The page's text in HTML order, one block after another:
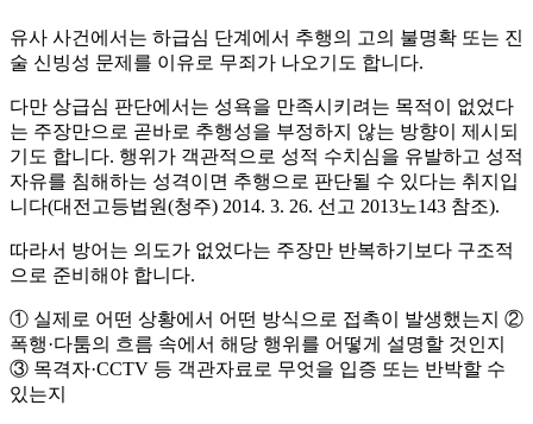
유사 사건에서는 하급심 단계에서 추행의 고의 불명확 또는 진
술 신빙성 문제를 이유로 무죄가 나오기도 합니다.
다만 상급심 판단에서는 성욕을 만족시키려는 목적이 없었다
는 주장만으로 곧바로 추행성을 부정하지 않는 방향이 제시되
기도 합니다. 행위가 객관적으로 성적 수치심을 유발하고 성적
자유를 침해하는 성격이면 추행으로 판단될 수 있다는 취지입
니다(대전고등법원(청주) 2014. 3. 26. 선고 2013노143 참조).
따라서 방어는 의도가 없었다는 주장만 반복하기보다 구조적
으로 준비해야 합니다.
① 실제로 어떤 상황에서 어떤 방식으로 접촉이 발생했는지 ②
폭행·다툼의 흐름 속에서 해당 행위를 어떻게 설명할 것인지
③ 목격자·CCTV 등 객관자료로 무엇을 입증 또는 반박할 수
있는지